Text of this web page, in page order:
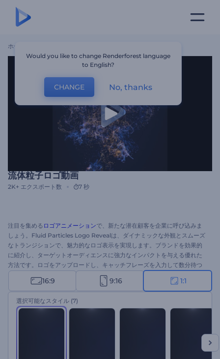
ホーム
流体粒子ロゴ動画
2K+ エクスポート数 7 秒
注目を集める ロゴアニメーションで、新たな潜在顧客を企業に呼び込みま
しょう。Fluid Particles Logo Revealは、ダイナミックな外観とスムーズ
なトランジションで、魅力的なロゴ表示を実現します。ブランドを効果的
に紹介し、ターゲットオーディエンスに強力なインパクトを与える優れた
方法です。ロゴをアップロードし、キャッチフレーズを入力して数分待つ
だけで、プロが作成したアニメーションロゴオープナーが完成します。新
ブランドプロモーション、企業紹介、テレビコマーシャル、製品プレゼン
テーションなど、様々な用途に最適です。今すぐお試しください！
16:9 9:16 1:1
選択可能なスタイル (7)
Would you like to change Renderforest language
to English?
CHANGE No, thanks